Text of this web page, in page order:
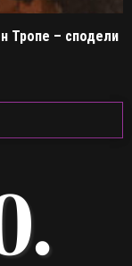
Тропе – сподели